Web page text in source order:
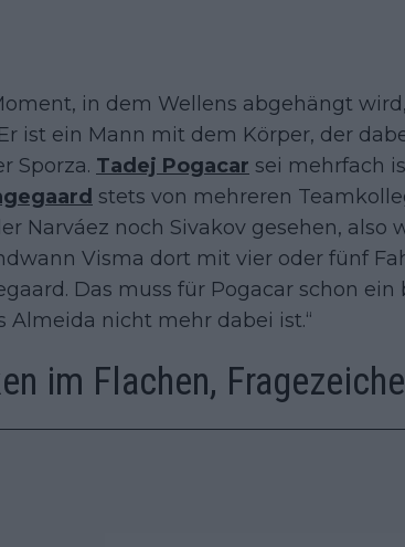
in dem Wellens abgehängt
ist ein Mann mit dem Körper, der
Sporza. Tadej Pogacar sei mehrfach
stets von mehreren
Narváez noch Sivakov gesehen, also
Visma dort mit vier oder fünf
Das muss für Pogacar schon
Almeida nicht mehr dabei ist.“
im Flachen,